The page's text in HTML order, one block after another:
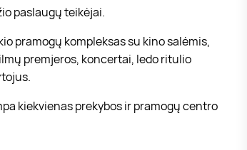
paslaugų teikėjai.
pramogų kompleksas su kino salėmis,
premjeros, koncertai, ledo ritulio
kiekvienas prekybos ir pramogų centro